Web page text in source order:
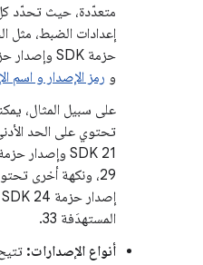
متعدّدة، حيث تحدّد
إعدادات الضبط، مثل
و رمز الإصدار و اسم
على سبيل المثال،
تحتوي على الحد
29، ونكهة أخرى
المستهدَفة 33.
أنواع الإصدارات: